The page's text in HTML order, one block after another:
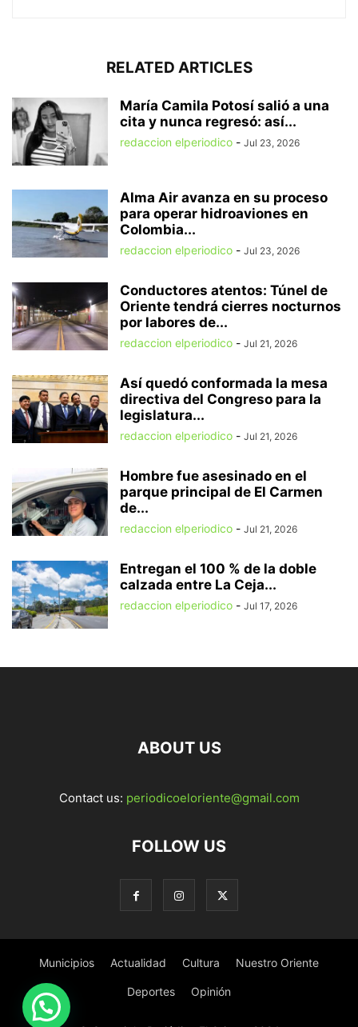
RELATED ARTICLES
María Camila Potosí salió a una
cita y nunca regresó: así...
redaccion elperiodico - Jul 23, 2026
Alma Air avanza en su proceso
para operar hidroaviones en
Colombia...
redaccion elperiodico - Jul 23, 2026
Conductores atentos: Túnel de
Oriente tendrá cierres nocturnos
por labores de...
redaccion elperiodico - Jul 21, 2026
Así quedó conformada la mesa
directiva del Congreso para la
legislatura...
redaccion elperiodico - Jul 21, 2026
Hombre fue asesinado en el
parque principal de El Carmen
de...
redaccion elperiodico - Jul 21, 2026
Entregan el 100 % de la doble
calzada entre La Ceja...
redaccion elperiodico - Jul 17, 2026
ABOUT US
Contact us: periodicoeloriente@gmail.com
FOLLOW US
Municipios Actualidad Cultura Nuestro Oriente
Deportes Opinión